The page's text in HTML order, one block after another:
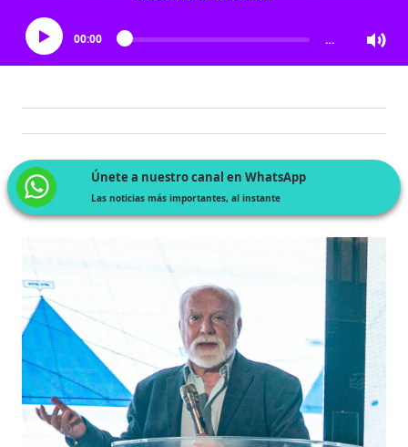
00:00 …
Únete a nuestro canal en WhatsApp
Las noticias más importantes, al instante